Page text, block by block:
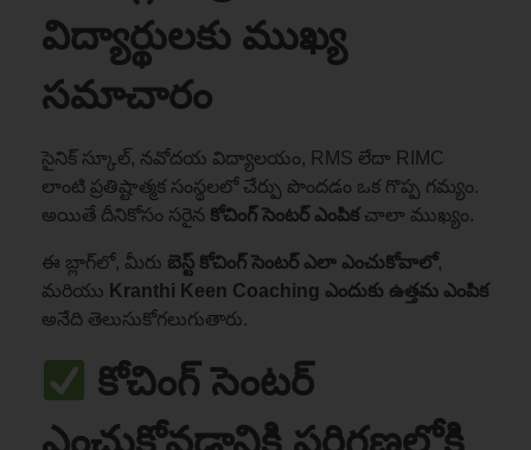
విద్యార్థులకు ముఖ్య
సమాచారం
సైనిక్ స్కూల్, నవోదయ విద్యాలయం, RMS లేదా RIMC
లాంటి ప్రతిష్టాత్మక సంస్థలలో చేర్పు పొందడం ఒక గొప్ప గమ్యం.
అయితే దీనికోసం సరైన కోచింగ్ సెంటర్ ఎంపికచాలా ముఖ్యం.
ఈ బ్లాగ్‌లో, మీరు బెస్ట్ కోచింగ్ సెంటర్ ఎలా ఎంచుకోవాలో,
మరియు Kranthi Keen Coaching ఎందుకు ఉత్తమ ఎంపిక
అనేది తెలుసుకోగలుగుతారు.
కోచింగ్ సెంటర్